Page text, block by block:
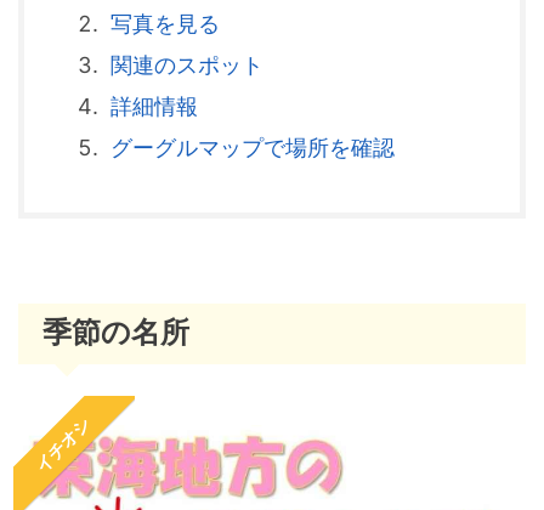
写真を見る
関連のスポット
詳細情報
グーグルマップで場所を確認
季節の名所
イチオシ